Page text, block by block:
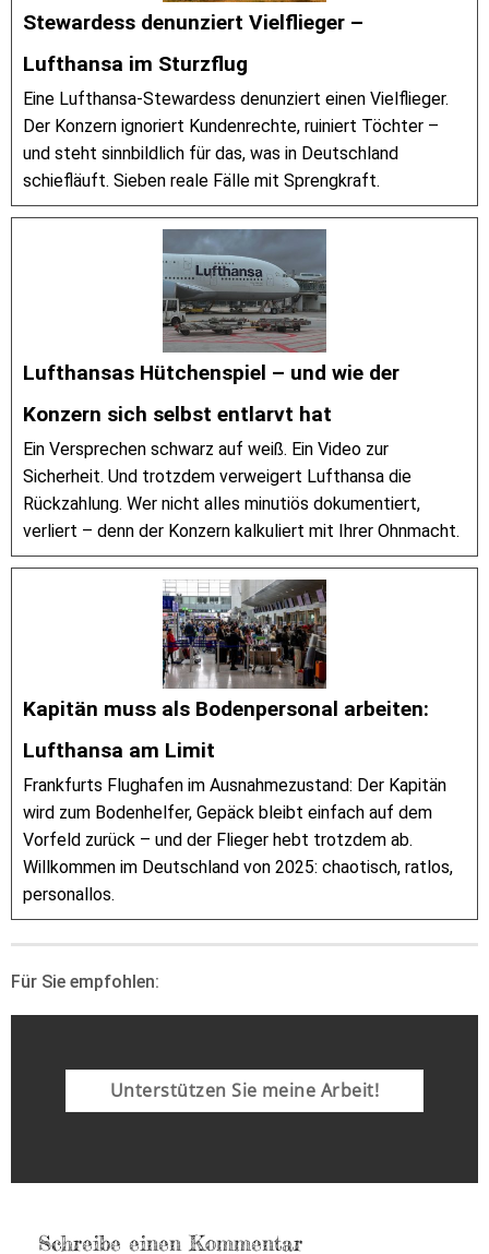
Stewardess denunziert Vielflieger –
Lufthansa im Sturzflug
Eine Lufthansa-Stewardess denunziert einen Vielflieger.
Der Konzern ignoriert Kundenrechte, ruiniert Töchter –
und steht sinnbildlich für das, was in Deutschland
schiefläuft. Sieben reale Fälle mit Sprengkraft.
Lufthansas Hütchenspiel – und wie der
Konzern sich selbst entlarvt hat
Ein Versprechen schwarz auf weiß. Ein Video zur
Sicherheit. Und trotzdem verweigert Lufthansa die
Rückzahlung. Wer nicht alles minutiös dokumentiert,
verliert – denn der Konzern kalkuliert mit Ihrer Ohnmacht.
Kapitän muss als Bodenpersonal arbeiten:
Lufthansa am Limit
Frankfurts Flughafen im Ausnahmezustand: Der Kapitän
wird zum Bodenhelfer, Gepäck bleibt einfach auf dem
Vorfeld zurück – und der Flieger hebt trotzdem ab.
Willkommen im Deutschland von 2025: chaotisch, ratlos,
personallos.
Für Sie empfohlen:
Unterstützen Sie meine Arbeit!
Schreibe einen Kommentar